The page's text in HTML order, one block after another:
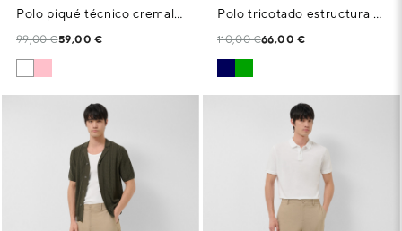
Polo piqué técnico cremallera blanco
99,00 €59,00 €
Polo tricotado estructura caqui claro
110,00 €66,00 €